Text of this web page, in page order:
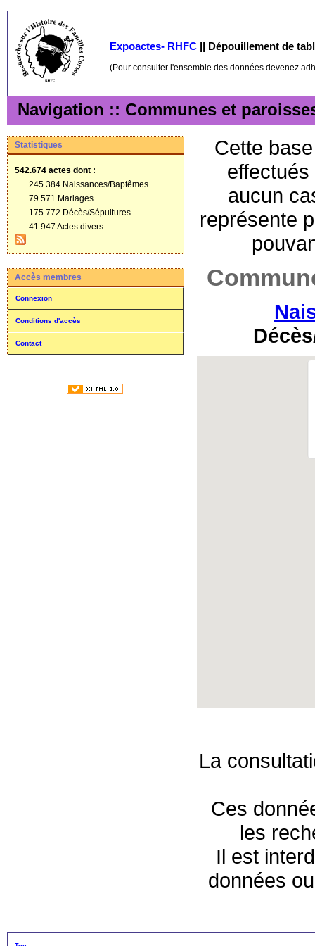
Expoactes- RHFC || Dépouillement de
(Pour consulter l'ensemble des données devenez
Navigation :: Communes et
Statistiques
542.674 actes dont :
245.384 Naissances/Baptêmes
79.571 Mariages
175.772 Décès/Sépultures
41.947 Actes divers
Accès membres
Connexion
Conditions d'accès
Contact
Cette
aucun
représente
La
Ces
les
Il est
données